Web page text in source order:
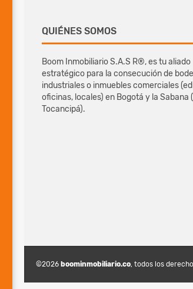
QUIÉNES SOMOS
Boom Inmobiliario S.A.S R®, es tu aliado
estratégico para la consecución de
industriales o inmuebles comerciales
oficinas, locales) en Bogotá y la Sabana
Tocancipá).
©2026 boominmobiliario.co, todos los